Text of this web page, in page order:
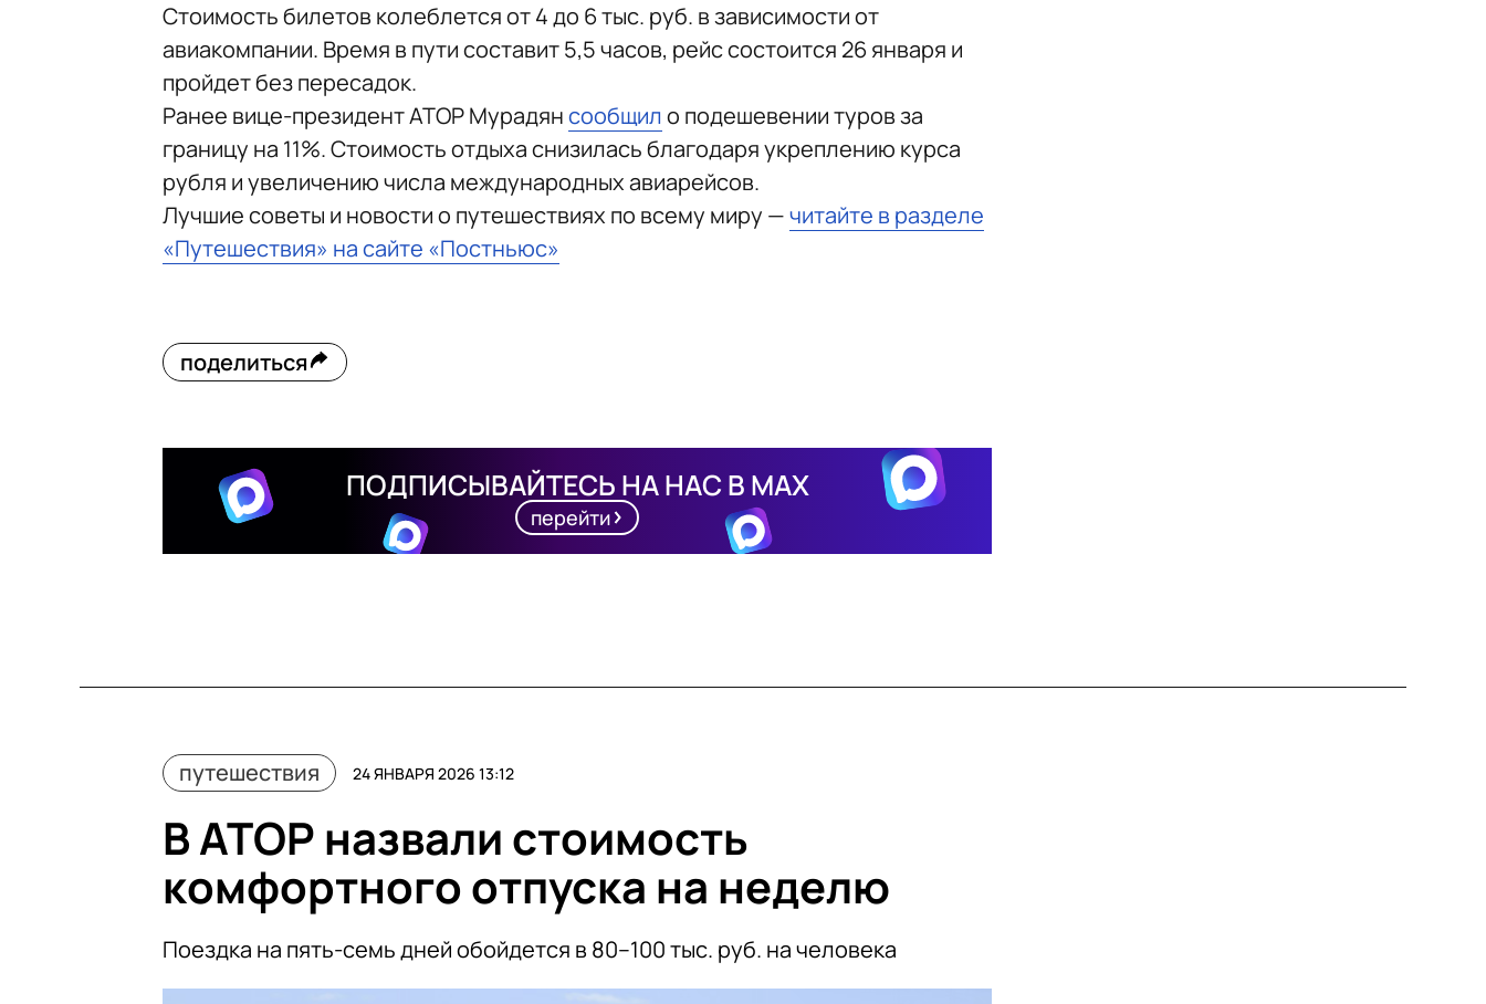
Стоимость билетов колеблется от 4 до 6 тыс. руб. в зависимости от
авиакомпании. Время в пути составит 5,5 часов, рейс состоится 26 января и
пройдет без пересадок.
Ранее вице-президент АТОР Мурадянсообщило подешевении туров за
границу на 11%. Стоимость отдыха снизилась благодаря укреплению курса
рубля и увеличению числа международных авиарейсов.
Лучшие советы и новости о путешествиях по всему миру —читайте в разделе
«Путешествия» на сайте «Постньюс»
поделиться
ПОДПИСЫВАЙТЕСЬ НА НАС В MAX
перейти
путешествия 24 ЯНВАРЯ 2026 13:12
В АТОР назвали стоимость
комфортного отпуска на неделю
Поездка на пять-семь дней обойдется в 80–100 тыс. руб. на человека